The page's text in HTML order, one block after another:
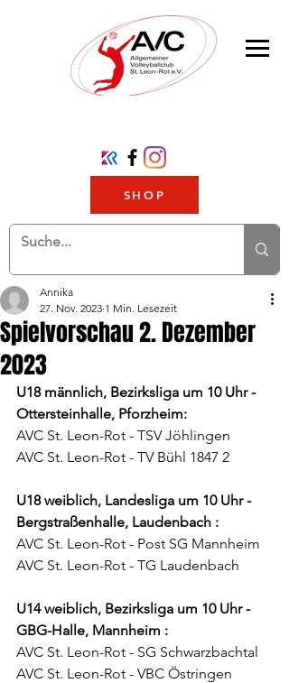
SHOP
Spielvorschau 2. Dezember
2023
Annika
27. Nov. 2023 1 Min. Lesezeit
U18 männlich, Bezirksliga um 10 Uhr -
Ottersteinhalle, Pforzheim:
AVC St. Leon-Rot - TSV Jöhlingen
AVC St. Leon-Rot - TV Bühl 1847 2
U18 weiblich, Landesliga um 10 Uhr -
Bergstraßenhalle, Laudenbach :
AVC St. Leon-Rot - Post SG Mannheim
AVC St. Leon-Rot - TG Laudenbach
U14 weiblich, Bezirksliga um 10 Uhr -
GBG-Halle, Mannheim :
AVC St. Leon-Rot - SG Schwarzbachtal
AVC St. Leon-Rot - VBC Östringen